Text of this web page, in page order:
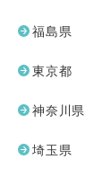
福島県
東京都
神奈川県
埼玉県